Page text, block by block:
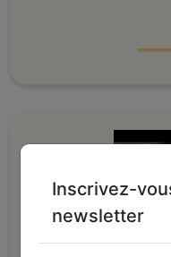
Inscrivez-
newsletter